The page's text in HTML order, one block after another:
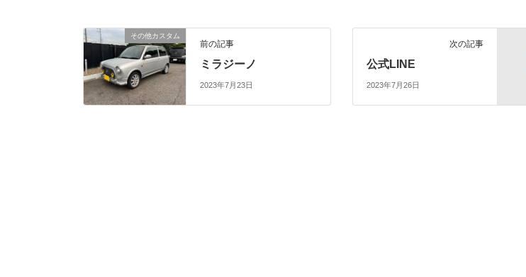
その他カスタム
前の記事
ミラジーノ
2023年7月23日
次の記事
公式LINE
2023年7月26日